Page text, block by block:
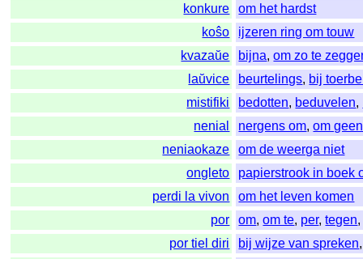
konkure
om het hardst
koŝo
ijzeren ring om touw
kvazaŭe
bijna,om zo te
laŭvice
beurtelings, bij
mistifiki
bedotten, beduvelen,
nenial
nergens om,om
neniaokaze
om de weerga niet
ongleto
papierstrook in boek
perdi la vivon
om het leven komen
por
om,om te, per,tegen
por tiel diri
bij wijze van spreken